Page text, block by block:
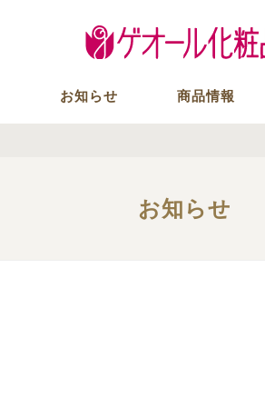
お知らせ 商品情報
お知らせ